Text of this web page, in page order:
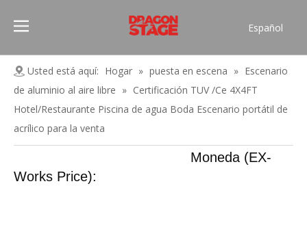
Español
Pусский
Français
العربية
English
Usted está aquí: Hogar » puesta en escena » Escenario
de aluminio al aire libre » Certificación TUV /Ce 4X4FT
Hotel/Restaurante Piscina de agua Boda Escenario portátil de
acrílico para la venta
Moneda (EX-
Works Price):